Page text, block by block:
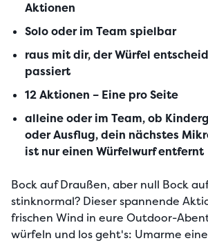
Aktionen
Solo oder im Team spielbar
raus mit dir, der Würfel
passiert
12 Aktionen – Eine pro Seite
alleine oder im Team, ob
oder Ausflug, dein nächstes
ist nur einen Würfelwurf entfernt
Bock auf Draußen, aber null Bock
stinknormal? Dieser spannende
frischen Wind in eure Outdoor-
würfeln und los geht's: Umarme